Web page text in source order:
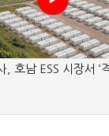
, 호남 ESS 시장서 ‘